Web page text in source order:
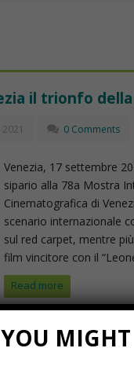
il trionfo
0 Comments
Venezia, 17 settembre
sipario alla 78a Mostra
Cinematografica di
scenario internazionale
sul red carpet, mentre
film vincitore con il
Read more
YOU MIGHT